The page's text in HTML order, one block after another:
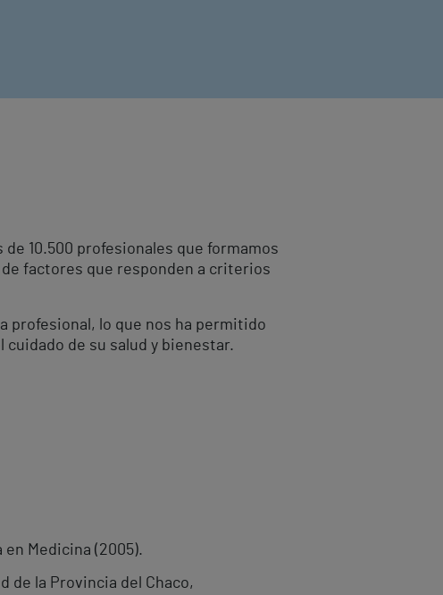
10.500 profesionales que formamos
factores que responden a criterios
profesional, lo que nos ha permitido
cuidado de su salud y bienestar.
Medicina (2005).
de la Provincia del Chaco,